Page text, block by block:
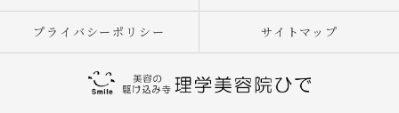
プライバシーポリシー サイトマップ